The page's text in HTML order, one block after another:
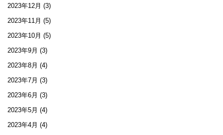
2023年12月 (3)
2023年11月 (5)
2023年10月 (5)
2023年9月 (3)
2023年8月 (4)
2023年7月 (3)
2023年6月 (3)
2023年5月 (4)
2023年4月 (4)